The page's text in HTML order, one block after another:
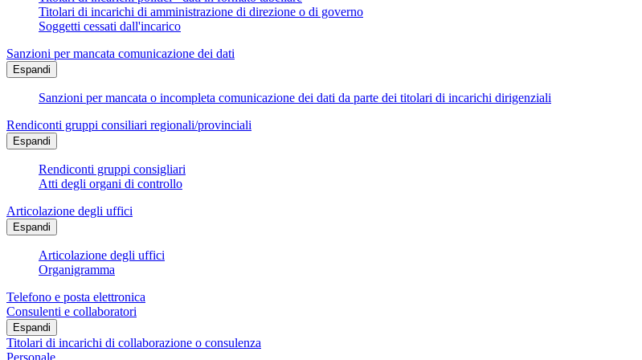
Titolari di incarichi di amministrazione di direzione o di governo
Soggetti cessati dall'incarico
Sanzioni per mancata comunicazione dei dati
Espandi
Sanzioni per mancata o incompleta comunicazione dei dati da parte dei titolari di incarichi dirigenziali
Rendiconti gruppi consiliari regionali/provinciali
Espandi
Rendiconti gruppi consigliari
Atti degli organi di controllo
Articolazione degli uffici
Espandi
Articolazione degli uffici
Organigramma
Telefono e posta elettronica
Consulenti e collaboratori
Espandi
Titolari di incarichi di collaborazione o consulenza
Personale